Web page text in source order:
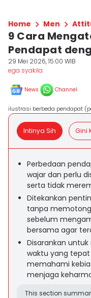
Home Men
9 Cara
Pendapat
29 Mei 2026, 15:00 WIB
ega syakila
News Channel
ilustrasi berbeda pendapat
Intinya Sih Gini
Perbedaan
wajar dan perlu
serta tidak
Ditekankan
tanpa
sebelum
bersama agar
Disarankan
waktu yang tepat
memahami
menjaga
This section